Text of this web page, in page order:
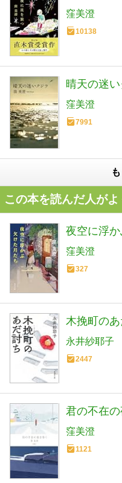
窪美澄
10138
晴天の迷い
窪美澄
7991
この本を読んだ人が
夜空に浮
窪美澄
327
木挽町の
永井紗耶子
2447
君の不在の
窪美澄
1121